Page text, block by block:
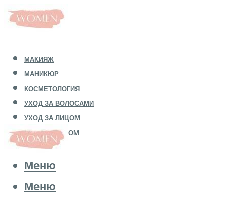
МАКИЯЖ
МАНИКЮР
КОСМЕТОЛОГИЯ
УХОД ЗА ВОЛОСАМИ
УХОД ЗА ЛИЦОМ
УХОД ЗА ТЕЛОМ
Меню
Меню